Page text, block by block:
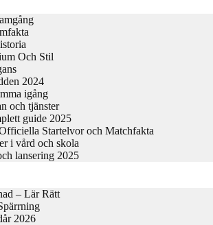
Och Stil
2024
igång
och tjänster
guide 2025
Startelvor och Matchfakta
i vård och skola
lansering 2025
– Lär Rätt
2026